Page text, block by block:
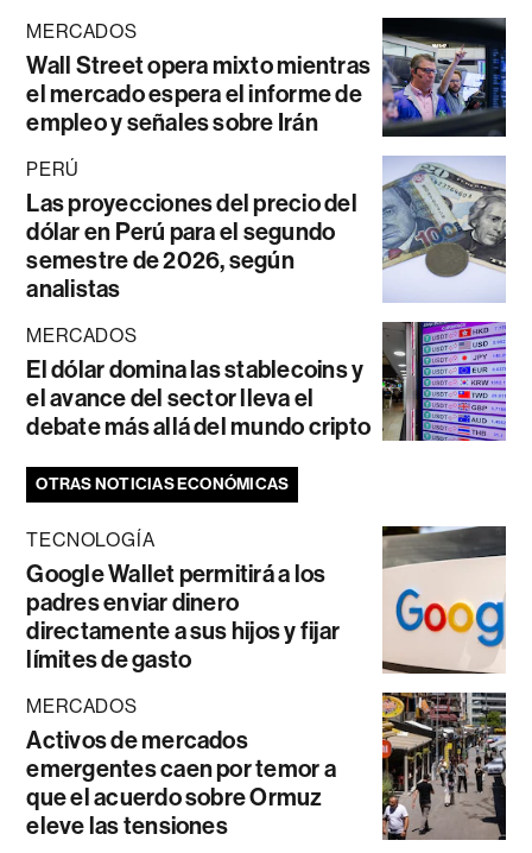
MERCADOS
Wall Street opera mixto mientras
el mercado espera el informe de
empleo y señales sobre Irán
PERÚ
Las proyecciones del precio del
dólar en Perú para el segundo
semestre de 2026, según
analistas
MERCADOS
El dólar domina las stablecoins y
el avance del sector lleva el
debate más allá del mundo cripto
OTRAS NOTICIAS ECONÓMICAS
TECNOLOGÍA
Google Wallet permitirá a los
padres enviar dinero
directamente a sus hijos y fijar
límites de gasto
MERCADOS
Activos de mercados
emergentes caen por temor a
que el acuerdo sobre Ormuz
eleve las tensiones